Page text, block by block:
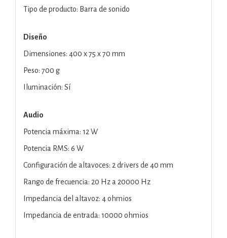
Tipo de producto: Barra de sonido
Diseño
Dimensiones: 400 x 75 x 70 mm
Peso: 700 g
Iluminación: Sí
Audio
Potencia máxima: 12 W
Potencia RMS: 6 W
Configuración de altavoces: 2 drivers de 40 mm
Rango de frecuencia: 20 Hz a 20000 Hz
Impedancia del altavoz: 4 ohmios
Impedancia de entrada: 10000 ohmios